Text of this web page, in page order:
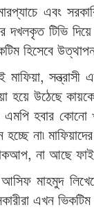
মারপ্যাচে এবং
দখলকৃত টিভি
হিসেবে
উঠেছে
এমপি হবার
না৷
না আছে
আসিফ মাহমুদ
এখন